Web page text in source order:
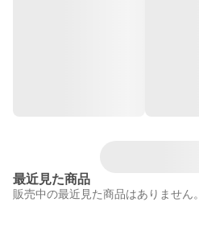
最近見た商品
販売中の最近見た商品はありません。